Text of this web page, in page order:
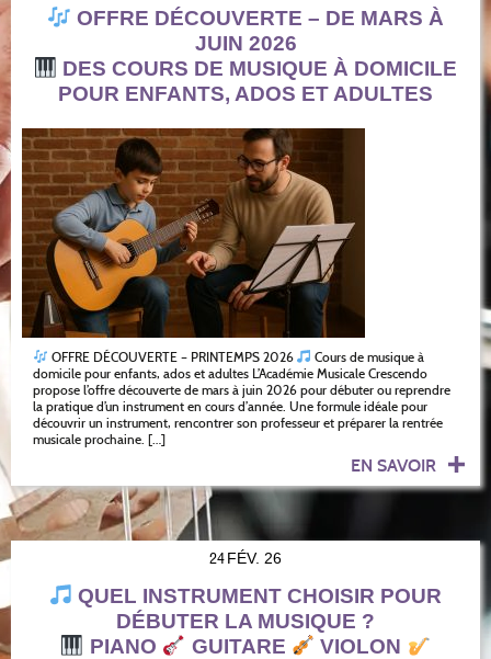
OFFRE DÉCOUVERTE – DE MARS À
JUIN 2026
DES COURS DE MUSIQUE À DOMICILE
POUR ENFANTS, ADOS ET ADULTES
OFFRE DÉCOUVERTE – PRINTEMPS 2026
Cours de musique à
domicile pour enfants, ados et adultes L’Académie Musicale Crescendo
propose l’offre découverte de mars à juin 2026 pour débuter ou reprendre
la pratique d’un instrument en cours d’année. Une formule idéale pour
découvrir un instrument, rencontrer son professeur et préparer la rentrée
musicale prochaine. […]
EN SAVOIR
24FÉV. 26
QUEL INSTRUMENT CHOISIR POUR
DÉBUTER LA MUSIQUE ?
PIANO
GUITARE
VIOLON